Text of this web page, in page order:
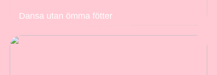
Dansa utan ömma fötter